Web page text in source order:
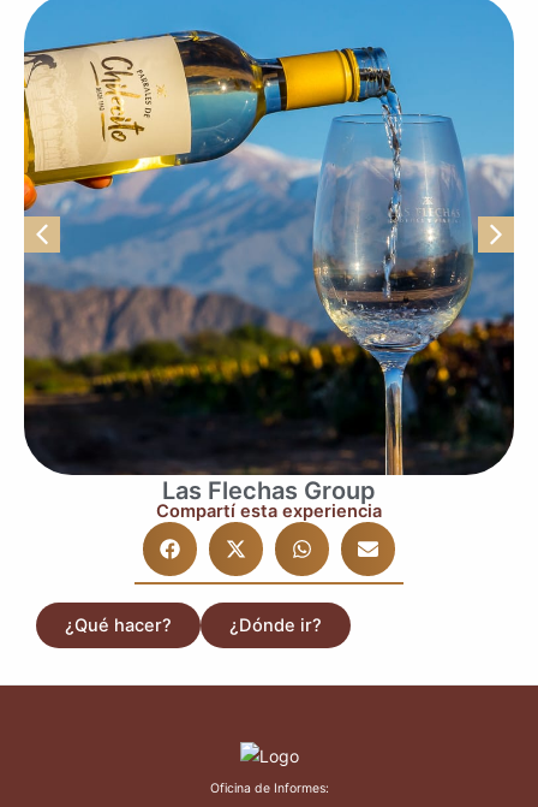
Las Flechas Group
Compartí esta experiencia
¿Qué hacer? ¿Dónde ir?
Oficina de Informes: